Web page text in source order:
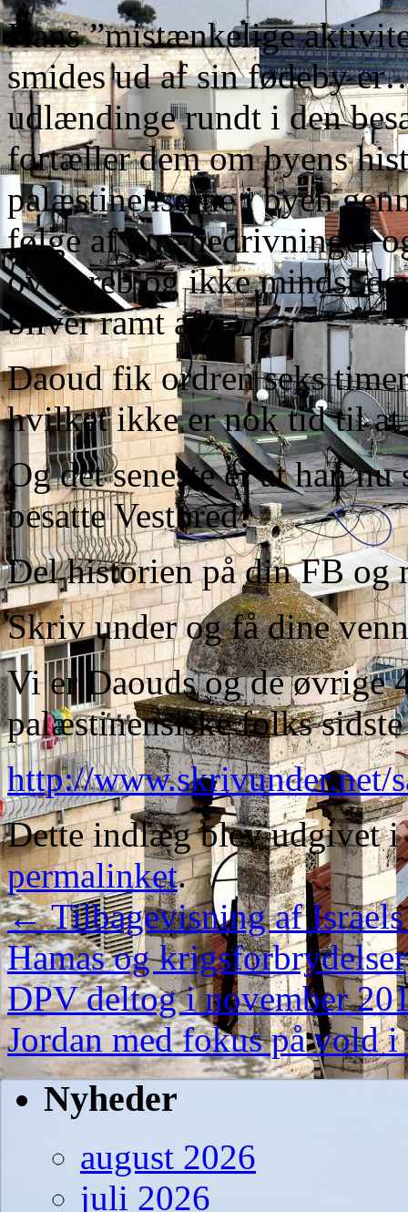
Hans ”mistænkelige
smides ud af sin fødeby
udlændinge rundt i den
fortæller dem om byens
palæstinenserne i byen
følge af hus-nedrivninger
overgreb og ikke mindst
bliver ramt af!
Daoud fik ordren seks
hvilket ikke er nok tid til at
Og det seneste er at han
besatte Vestbred!
Del historien på din FB og
Skriv under og få dine
Vi er Daouds og de øvrige
palæstinensiske folks
http://www.skrivunder.net/
Dette indlæg blev udgivet i
permalinket.
←Tilbagevisning af
Hamas og krigsforbrydelser
DPV deltog i november
Jordan med fokus på vold
Nyheder
august 2026
juli 2026